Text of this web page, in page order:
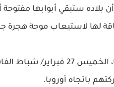
ستبقي أبوابها مفتوحة
طاقة لها لاستيعاب موجة هجرة
وبدأ تدفق طالبي اللجوء إلى الحدود
باتجاه أوروبا.